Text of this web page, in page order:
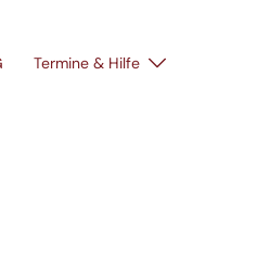
Termine & Hilfe